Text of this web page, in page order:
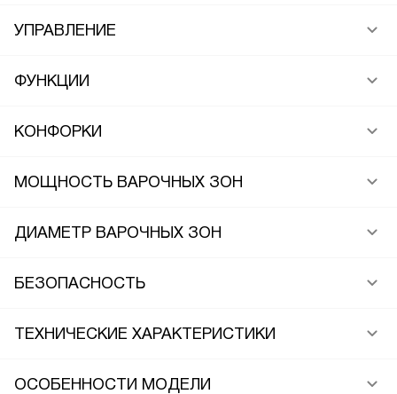
УПРАВЛЕНИЕ
ФУНКЦИИ
КОНФОРКИ
МОЩНОСТЬ ВАРОЧНЫХ ЗОН
ДИАМЕТР ВАРОЧНЫХ ЗОН
БЕЗОПАСНОСТЬ
ТЕХНИЧЕСКИЕ ХАРАКТЕРИСТИКИ
ОСОБЕННОСТИ МОДЕЛИ